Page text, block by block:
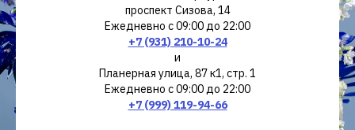
проспект Сизова, 14
Ежедневно с 09:00 до 22:00
+7 (931) 210-10-24
и
Планерная улица, 87 к1, стр. 1
Ежедневно с 09:00 до 22:00
+7 (999) 119-94-66